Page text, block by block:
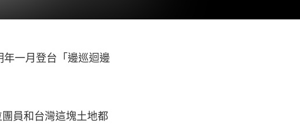
年一月登台「邊巡迴邊
員和台灣這塊土地都